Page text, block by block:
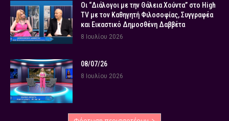
Οι “Διάλογοι με την Θάλεια Χούντα” στο High
TV με τον Καθηγητή Φιλοσοφίας, Συγγραφέα
και Εικαστικό Δημοσθένη Δαββέτα
8 Ιουλίου 2026
08/07/26
8 Ιουλίου 2026